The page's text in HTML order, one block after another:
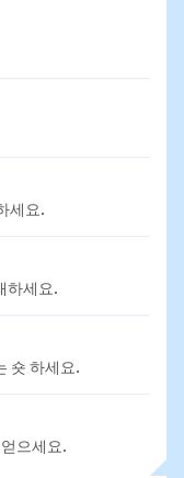
세요.
하세요.
숏 하세요.
으세요.